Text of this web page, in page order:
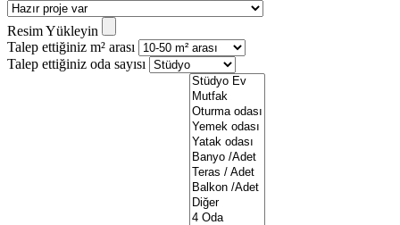
Resim Yükleyin
Talep ettiğiniz m² arası
Talep ettiğiniz oda sayısı